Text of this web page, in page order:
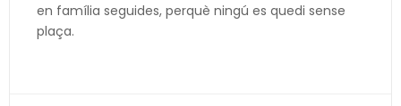
en família seguides, perquè ningú es quedi sense
plaça.